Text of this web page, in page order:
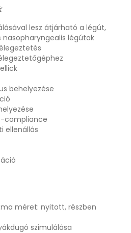
lesz átjárható a légút,
nasopharyngealis légútak
behelyezése
compliance
ellenállás
méret: nyitott, részben
szimulálása